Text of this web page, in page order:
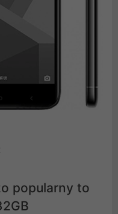
popularny to